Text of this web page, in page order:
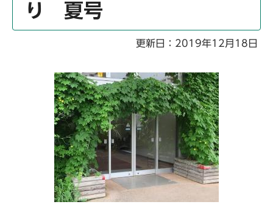
か
り 夏号
更新日：2019年12月18日